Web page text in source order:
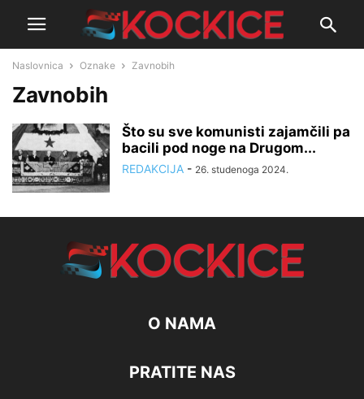
Naslovnica Oznake Zavnobih
Zavnobih
Što su sve komunisti zajamčili pa
bacili pod noge na Drugom...
REDAKCIJA - 26. studenoga 2024.
O NAMA
PRATITE NAS